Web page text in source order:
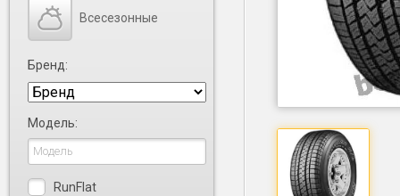
Всесезонные
Бренд:
Модель:
RunFlat